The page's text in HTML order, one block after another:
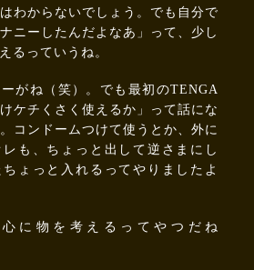
わからないでしょう。でも自分で
ニーしたんだよなあ」って、少し
るっていうね。
がね（笑）。でも最初のTENGA
ケチくさく使えるか」って話にな
コンドームつけて使うとか、外に
も、ちょっと出して逆さまにし
ょっと入れるってやりましたよ
心に物を考えるってやつだね